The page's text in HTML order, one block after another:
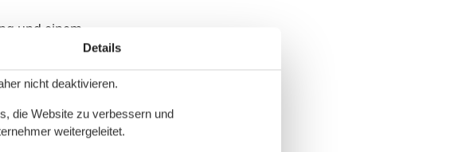
und einem
Details
nicht deaktivieren.
die Website zu verbessern und
weitergeleitet.